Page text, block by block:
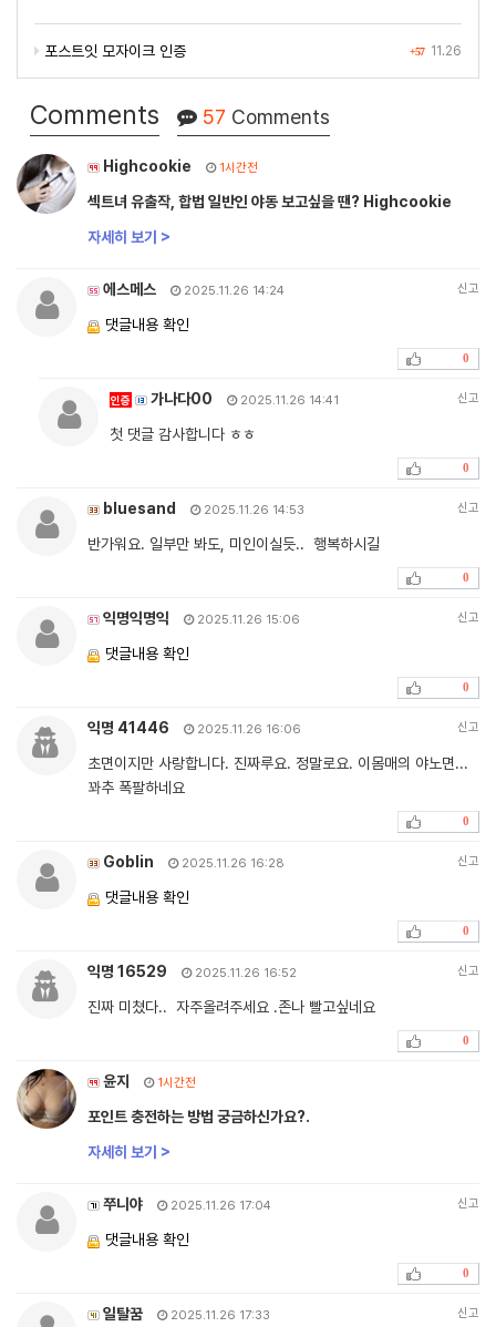
+57 11.26
포스트잇 모자이크 인증
Comments 57 Comments
Highcookie 1시간전
섹트녀 유출작, 합법 일반인 야동 보고싶을 땐? Highcookie
자세히 보기 >
에스메스 2025.11.26 14:24 신고
댓글내용 확인
0
인증 가나다00 2025.11.26 14:41 신고
첫 댓글 감사합니다 ㅎㅎ
0
bluesand 2025.11.26 14:53 신고
반가워요. 일부만 봐도, 미인이실듯.. 행복하시길
0
익명익명익 2025.11.26 15:06 신고
댓글내용 확인
0
익명 41446 2025.11.26 16:06 신고
초면이지만 사랑합니다. 진짜루요. 정말로요. 이몸매의 야노면...
꽈추 폭팔하네요
0
Goblin 2025.11.26 16:28 신고
댓글내용 확인
0
익명 16529 2025.11.26 16:52 신고
진짜 미쳤다.. 자주올려주세요 .존나 빨고싶네요
0
윤지 1시간전
포인트 충전하는 방법 궁금하신가요?.
자세히 보기 >
쭈니야 2025.11.26 17:04 신고
댓글내용 확인
0
일탈꿈 2025.11.26 17:33 신고